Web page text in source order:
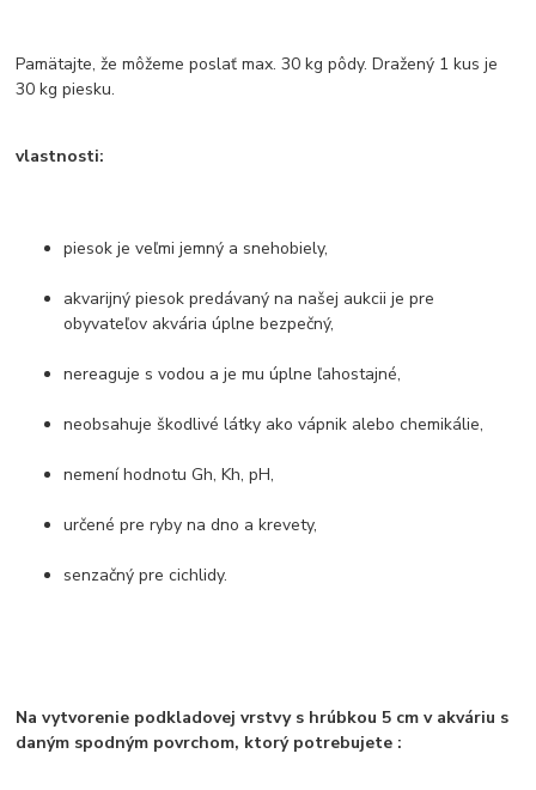
Pamätajte, že môžeme poslať max. 30 kg pôdy. Dražený 1 kus je
30 kg piesku.
vlastnosti:
piesok je veľmi jemný a snehobiely,
akvarijný piesok predávaný na našej aukcii je pre
obyvateľov akvária úplne bezpečný,
nereaguje s vodou a je mu úplne ľahostajné,
neobsahuje škodlivé látky ako vápnik alebo chemikálie,
nemení hodnotu Gh, Kh, pH,
určené pre ryby na dno a krevety,
senzačný pre cichlidy.
Na vytvorenie podkladovej vrstvy s hrúbkou 5 cm v akváriu s
daným spodným povrchom, ktorý potrebujete :